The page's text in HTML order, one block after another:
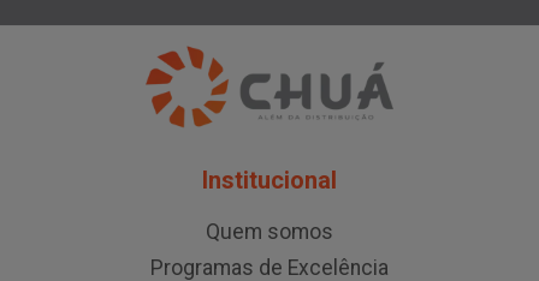
Institucional
Quem somos
Programas de Excelência